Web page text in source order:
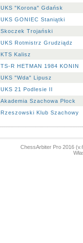
UKS "Korona" Gdańsk
UKS GONIEC Staniątki
Skoczek Trojański
UKS Rotmistrz Grudziądz
KTS Kalisz
TS-R HETMAN 1984 KONIN
UKS "Wda" Lipusz
UKS 21 Podlesie II
Akademia Szachowa Płock
Rzeszowski Klub Szachowy
ChessArbiter Pro 2016